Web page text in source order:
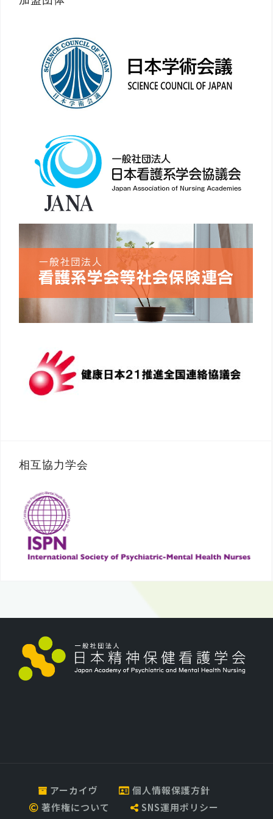
相互協力学会
アーカイヴ
個人情報保護方針
著作権について
SNS運用ポリシー